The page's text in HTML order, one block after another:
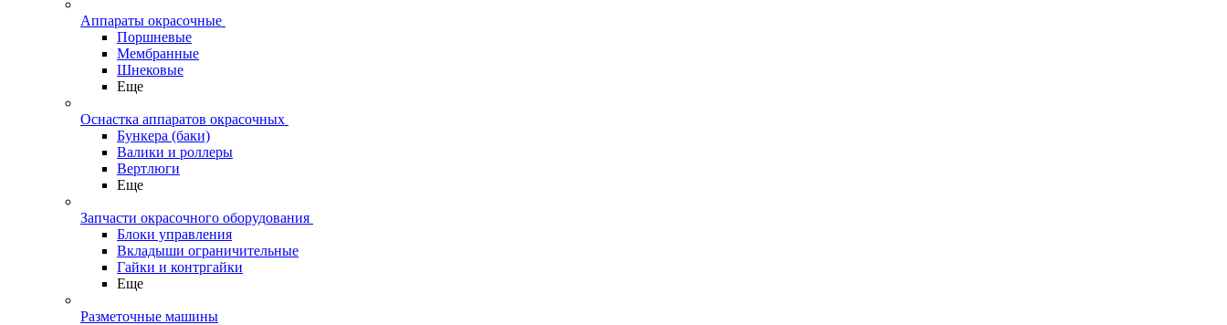
Аппараты окрасочные
Поршневые
Мембранные
Шнековые
Еще
Оснастка аппаратов окрасочных
Бункера (баки)
Валики и роллеры
Вертлюги
Еще
Запчасти окрасочного оборудования
Блоки управления
Вкладыши ограничительные
Гайки и контргайки
Еще
Разметочные машины